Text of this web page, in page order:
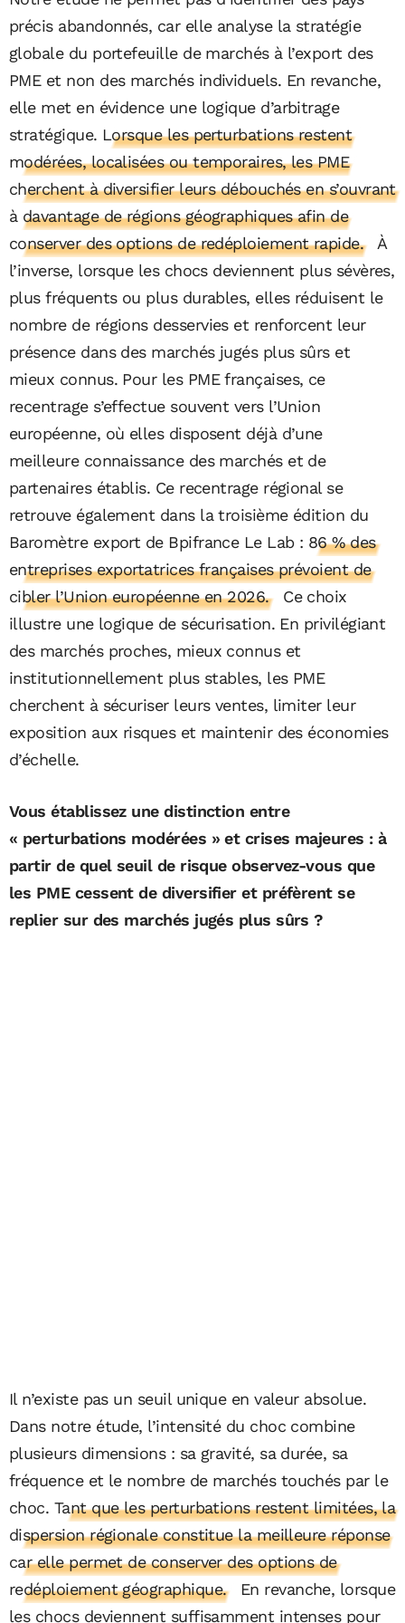
précis abandonnés, car elle analyse la stratégie
globale du portefeuille de marchés à l’export des
PME et non des marchés individuels. En revanche,
elle met en évidence une logique d’arbitrage
stratégique. Lorsque les perturbations restent
modérées, localisées ou temporaires, les PME
cherchent à diversifier leurs débouchés en s’ouvrant
à davantage de régions géographiques afin de
conserver des options de redéploiement rapide.
À
l’inverse, lorsque les chocs deviennent plus sévères,
plus fréquents ou plus durables, elles réduisent le
nombre de régions desservies et renforcent leur
présence dans des marchés jugés plus sûrs et
mieux connus. Pour les PME françaises, ce
recentrage s’effectue souvent vers l’Union
européenne, où elles disposent déjà d’une
meilleure connaissance des marchés et de
partenaires établis. Ce recentrage régional se
retrouve également dans la troisième édition du
Baromètre export de Bpifrance Le Lab : 86 % des
entreprises exportatrices françaises prévoient de
cibler l’Union européenne en 2026.
Ce choix
illustre une logique de sécurisation. En privilégiant
des marchés proches, mieux connus et
institutionnellement plus stables, les PME
cherchent à sécuriser leurs ventes, limiter leur
exposition aux risques et maintenir des économies
d’échelle.
Vous établissez une distinction entre
« perturbations modérées » et crises majeures : à
partir de quel seuil de risque observez-vous que
les PME cessent de diversifier et préfèrent se
replier sur des marchés jugés plus sûrs ?
Il n’existe pas un seuil unique en valeur absolue.
Dans notre étude, l’intensité du choc combine
plusieurs dimensions : sa gravité, sa durée, sa
fréquence et le nombre de marchés touchés par le
choc. Tant que les perturbations restent limitées, la
dispersion régionale constitue la meilleure réponse
car elle permet de conserver des options de
redéploiement géographique.
En revanche, lorsque
les chocs deviennent suffisamment intenses pour